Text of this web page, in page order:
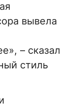
вывела
– сказал
стиль